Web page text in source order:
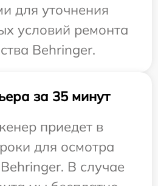
для уточнения
условий ремонта
Behringer.
за 35 минут
приедет в
для осмотра
В случае